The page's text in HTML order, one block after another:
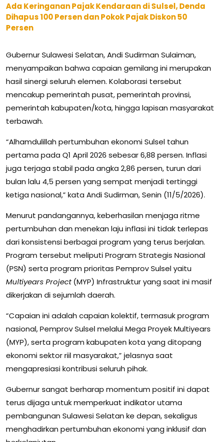
Ada Keringanan Pajak Kendaraan di Sulsel, Denda
Dihapus 100 Persen dan Pokok Pajak Diskon 50
Persen
Gubernur Sulawesi Selatan, Andi Sudirman Sulaiman,
menyampaikan bahwa capaian gemilang ini merupakan
hasil sinergi seluruh elemen. Kolaborasi tersebut
mencakup pemerintah pusat, pemerintah provinsi,
pemerintah kabupaten/kota, hingga lapisan masyarakat
terbawah.
“Alhamdulillah pertumbuhan ekonomi Sulsel tahun
pertama pada Q1 April 2026 sebesar 6,88 persen. Inflasi
juga terjaga stabil pada angka 2,86 persen, turun dari
bulan lalu 4,5 persen yang sempat menjadi tertinggi
ketiga nasional,” kata Andi Sudirman, Senin (11/5/2026).
Menurut pandangannya, keberhasilan menjaga ritme
pertumbuhan dan menekan laju inflasi ini tidak terlepas
dari konsistensi berbagai program yang terus berjalan.
Program tersebut meliputi Program Strategis Nasional
(PSN) serta program prioritas Pemprov Sulsel yaitu
Multiyears Project(MYP) Infrastruktur yang saat ini masif
dikerjakan di sejumlah daerah.
“Capaian ini adalah capaian kolektif, termasuk program
nasional, Pemprov Sulsel melalui Mega Proyek Multiyears
(MYP), serta program kabupaten kota yang ditopang
ekonomi sektor riil masyarakat,” jelasnya saat
mengapresiasi kontribusi seluruh pihak.
Gubernur sangat berharap momentum positif ini dapat
terus dijaga untuk memperkuat indikator utama
pembangunan Sulawesi Selatan ke depan, sekaligus
menghadirkan pertumbuhan ekonomi yang inklusif dan